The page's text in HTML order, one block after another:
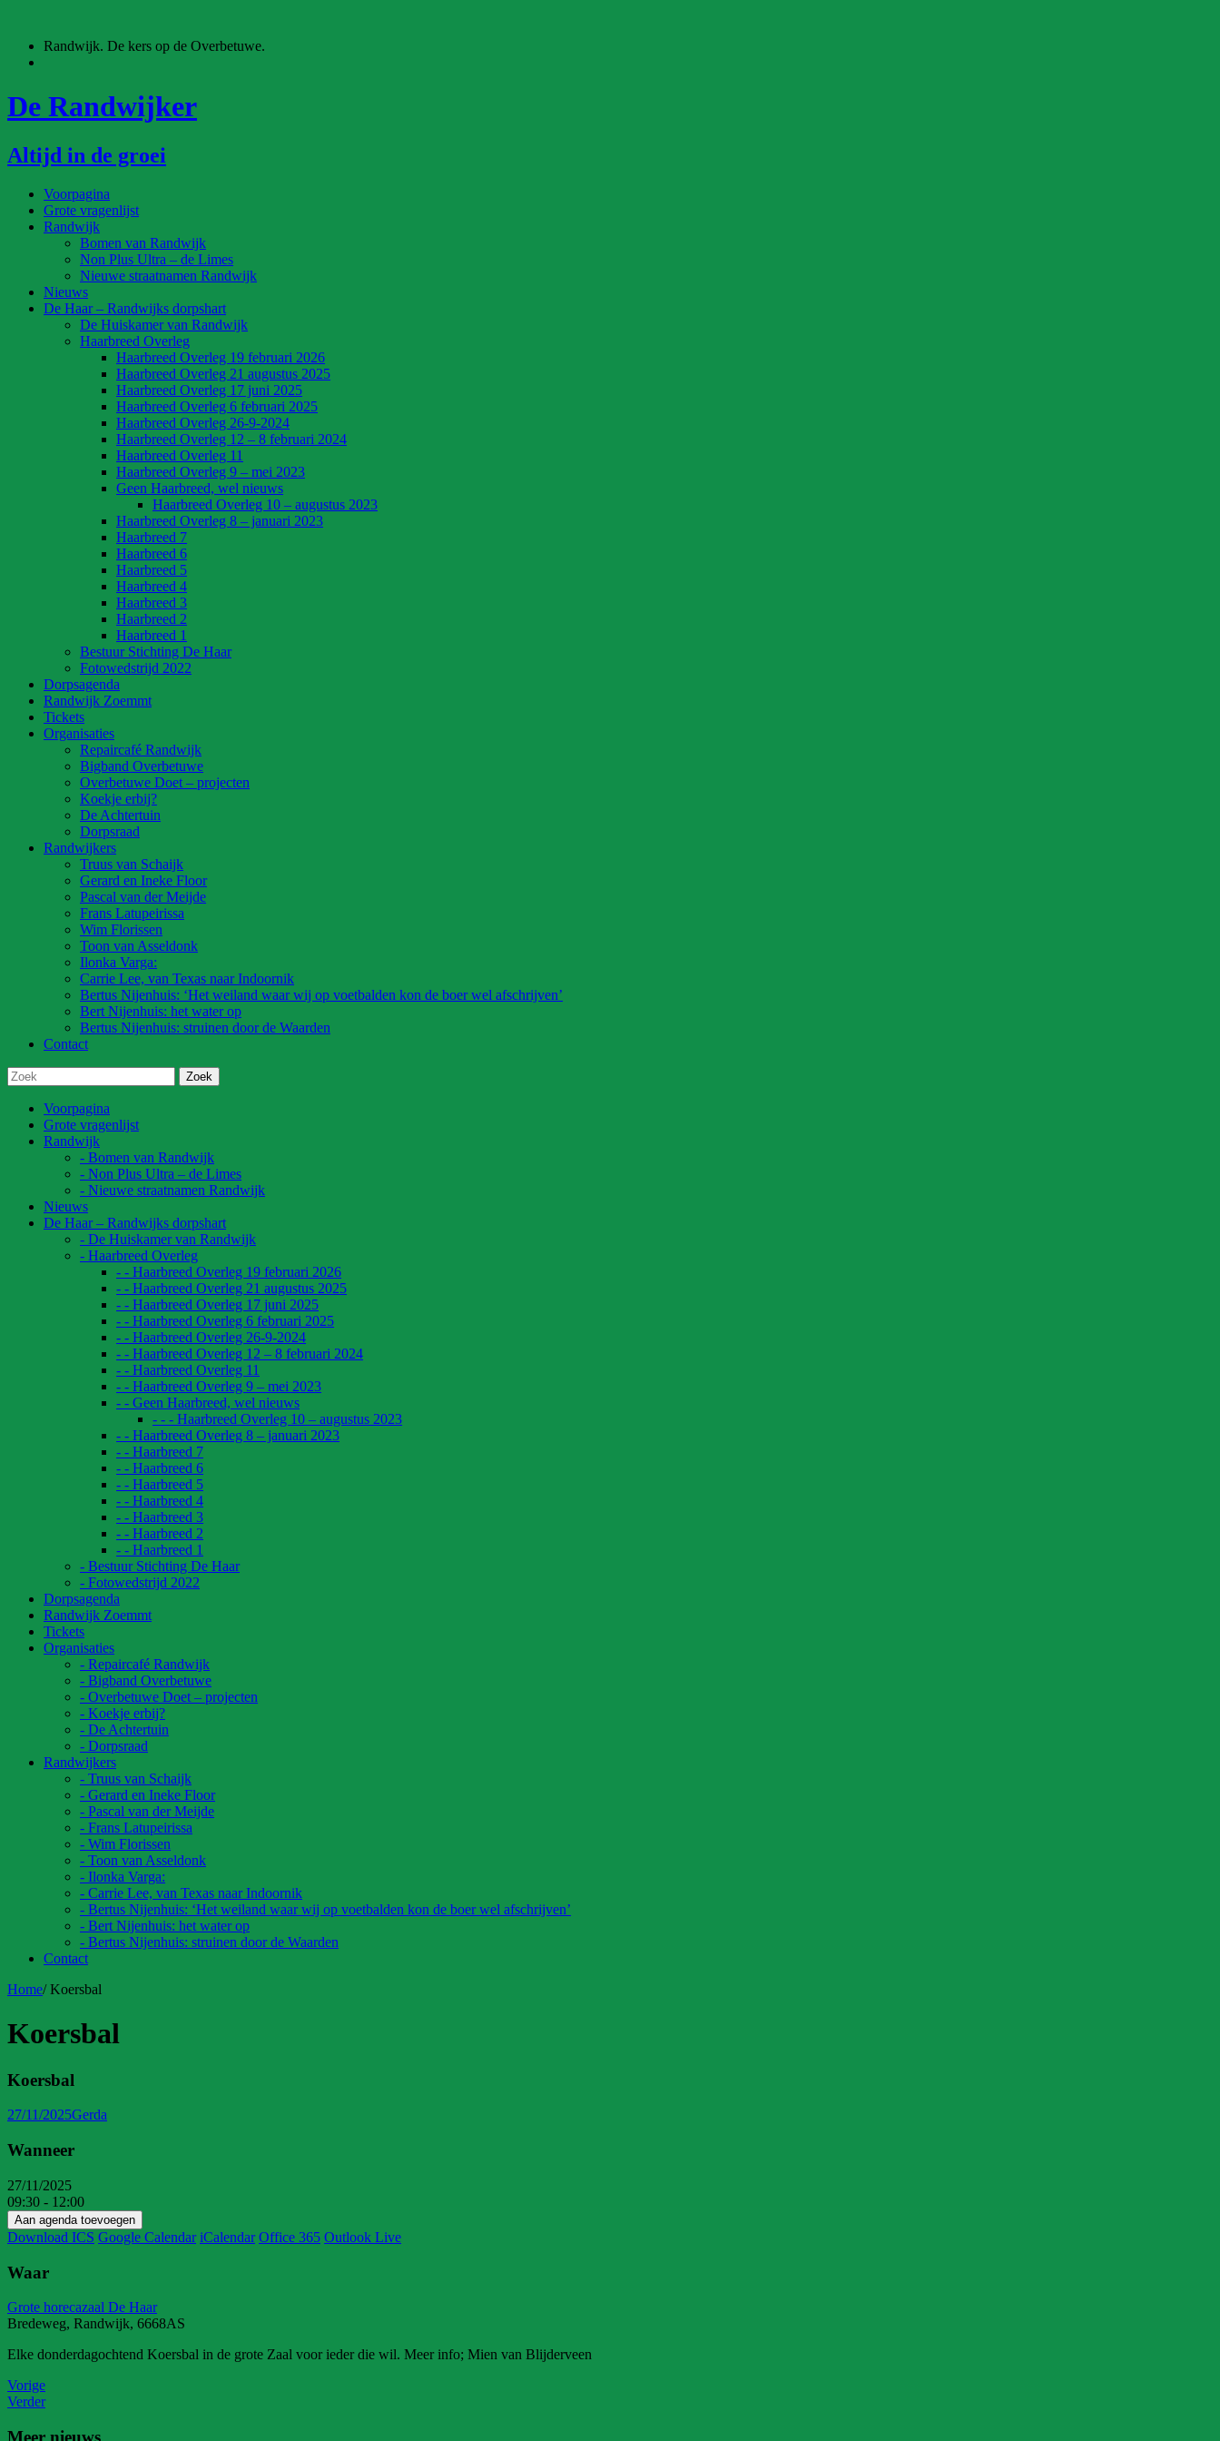
inhoud
Randwijk. De kers op de Overbetuwe.
De Randwijker
Altijd in de groei
Voorpagina
Grote vragenlijst
Randwijk
Bomen van Randwijk
Non Plus Ultra – de Limes
Nieuwe straatnamen Randwijk
Nieuws
De Haar – Randwijks dorpshart
De Huiskamer van Randwijk
Haarbreed Overleg
Haarbreed Overleg 19 februari 2026
Haarbreed Overleg 21 augustus 2025
Haarbreed Overleg 17 juni 2025
Haarbreed Overleg 6 februari 2025
Haarbreed Overleg 26-9-2024
Haarbreed Overleg 12 – 8 februari 2024
Haarbreed Overleg 11
Haarbreed Overleg 9 – mei 2023
Geen Haarbreed, wel nieuws
Haarbreed Overleg 10 – augustus 2023
Haarbreed Overleg 8 – januari 2023
Haarbreed 7
Haarbreed 6
Haarbreed 5
Haarbreed 4
Haarbreed 3
Haarbreed 2
Haarbreed 1
Bestuur Stichting De Haar
Fotowedstrijd 2022
Dorpsagenda
Randwijk Zoemmt
Tickets
Organisaties
Repaircafé Randwijk
Bigband Overbetuwe
Overbetuwe Doet – projecten
Koekje erbij?
De Achtertuin
Dorpsraad
Randwijkers
Truus van Schaijk
Gerard en Ineke Floor
Pascal van der Meijde
Frans Latupeirissa
Wim Florissen
Toon van Asseldonk
Ilonka Varga:
Carrie Lee, van Texas naar Indoornik
Bertus Nijenhuis: ‘Het weiland waar wij op voetbalden kon de boer wel afschrijven’
Bert Nijenhuis: het water op
Bertus Nijenhuis: struinen door de Waarden
Contact
Voorpagina
Grote vragenlijst
Randwijk
- Bomen van Randwijk
- Non Plus Ultra – de Limes
- Nieuwe straatnamen Randwijk
Nieuws
De Haar – Randwijks dorpshart
- De Huiskamer van Randwijk
- Haarbreed Overleg
- - Haarbreed Overleg 19 februari 2026
- - Haarbreed Overleg 21 augustus 2025
- - Haarbreed Overleg 17 juni 2025
- - Haarbreed Overleg 6 februari 2025
- - Haarbreed Overleg 26-9-2024
- - Haarbreed Overleg 12 – 8 februari 2024
- - Haarbreed Overleg 11
- - Haarbreed Overleg 9 – mei 2023
- - Geen Haarbreed, wel nieuws
- - - Haarbreed Overleg 10 – augustus 2023
- - Haarbreed Overleg 8 – januari 2023
- - Haarbreed 7
- - Haarbreed 6
- - Haarbreed 5
- - Haarbreed 4
- - Haarbreed 3
- - Haarbreed 2
- - Haarbreed 1
- Bestuur Stichting De Haar
- Fotowedstrijd 2022
Dorpsagenda
Randwijk Zoemmt
Tickets
Organisaties
- Repaircafé Randwijk
- Bigband Overbetuwe
- Overbetuwe Doet – projecten
- Koekje erbij?
- De Achtertuin
- Dorpsraad
Randwijkers
- Truus van Schaijk
- Gerard en Ineke Floor
- Pascal van der Meijde
- Frans Latupeirissa
- Wim Florissen
- Toon van Asseldonk
- Ilonka Varga:
- Carrie Lee, van Texas naar Indoornik
- Bertus Nijenhuis: ‘Het weiland waar wij op voetbalden kon de boer wel afschrijven’
- Bert Nijenhuis: het water op
- Bertus Nijenhuis: struinen door de Waarden
Contact
Home/Koersbal
Koersbal
Koersbal
27/11/2025Gerda
Wanneer
27/11/2025
09:30 - 12:00
Aan agenda toevoegen
Download ICS Google Calendar iCalendar Office 365 Outlook Live
Waar
Grote horecazaal De Haar
Bredeweg, Randwijk, 6668AS
Elke donderdagochtend Koersbal in de grote Zaal voor ieder die wil. Meer info; Mien van Blijderveen
Vorige
Verder
Meer nieuws